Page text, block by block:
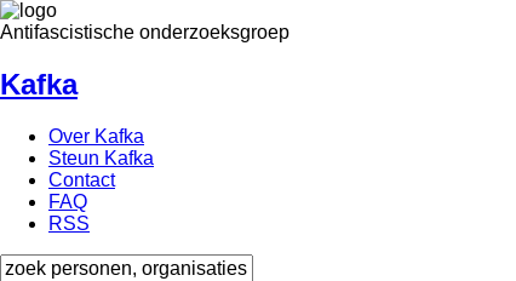
Antifascistische onderzoeksgroep
Kafka
Over Kafka
Steun Kafka
Contact
FAQ
RSS